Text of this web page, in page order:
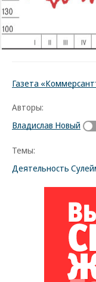
Газета
Авторы:
Владислав Новый
Темы:
Деятельность